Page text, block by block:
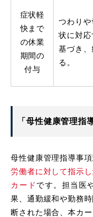
症状軽
快まで
の休業
期間の
付与
つわり
状に対応
基づき
る。
「母性健康管理指
母性健康管理指導事項
労働者に対して指示
カード です。担当医
果、通勤緩和や勤務
断された場合、本カ